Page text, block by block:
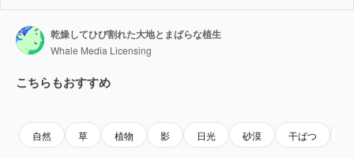
乾燥してひび割れた大地とまばらな植生
Whale Media Licensing
こちらもおすすめ
自然 草 植物 影 日光 砂漠 干ばつ